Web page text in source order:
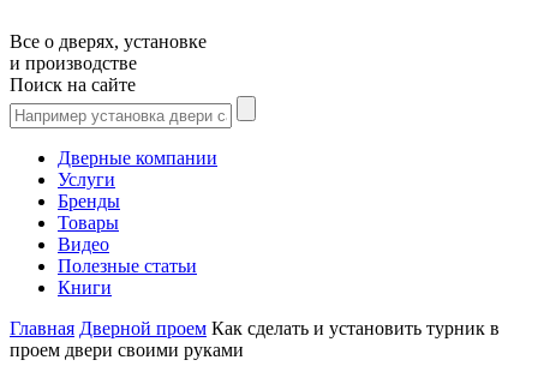
Все о дверях, установке
и производстве
Поиск на сайте
Дверные компании
Услуги
Бренды
Товары
Видео
Полезные статьи
Книги
Главная Дверной проем Как сделать и установить турник в
проем двери своими руками